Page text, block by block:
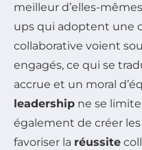
meilleur d’elles-
ups qui adoptent une
collaborative voient
engagés, ce qui se
accrue et un moral
leadership ne se
également de créer
favoriser la réussite